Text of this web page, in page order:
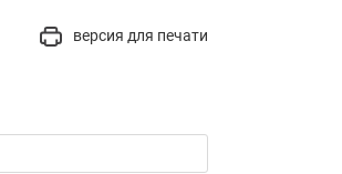
версия для печати